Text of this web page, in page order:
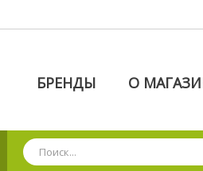
БРЕНДЫ О